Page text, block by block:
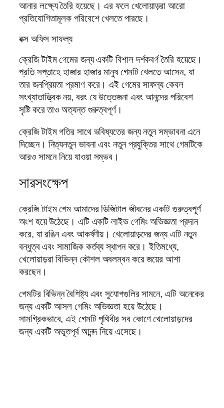
আনার লক্ষ্যে তৈরি হয়েছে। এর ফলে খেলোয়াড়রা আরো
প্রতিযোগিতামূলক পরিবেশে খেলতে পারছে।
বক্স অফিস সাফল্য
ক্রেজি টাইম গেমের জন্য একটি বিশাল দর্শকবর্গ তৈরি হয়েছে।
প্রতি সপ্তাহে হাজার হাজার মানুষ গেমটি খেলতে আসেন, যা
তার জনপ্রিয়তা প্রমাণ করে। এই গেমের সাফল্য কেবল
সংখ্যাতাত্ত্বিক নয়, বরং যে উত্তেজনা এবং আনন্দের পরিবেশ
সৃষ্টি করে তাও অত্যন্ত গুরুত্বপূর্ণ।
ক্রেজি টাইম গতির সাথে ভবিষ্যতের জন্য নতুন সম্ভাবনা এনে
দিচ্ছেন। নিত্যনতুন ভাবনা এবং নতুন প্রযুক্তির সাথে গেমটিকে
আরও সামনে নিয়ে যাওয়া সম্ভব।
সারসংক্ষেপ
ক্রেজি টাইম গেম আমাদের ডিজিটাল জীবনের একটি গুরুত্বপূর্ণ
অংশ হয়ে উঠেছে। এটি একটি লাইভ গেমিং অভিজ্ঞতা প্রদান
করে, যা রঙিন এবং আকর্ষণীয়। খেলোয়াড়দের জন্য এটি নতুন
বন্ধুত্ব এবং সামাজিক কর্তব্য স্থাপন করে। ইতিমধ্যে,
খেলোয়াড়রা বিভিন্ন কৌশল অবলম্বন করে জয়ের আশা
করছেন।
গেমটির বিভিন্ন বৈশিষ্ট্য এবং সুযোগগুলির সামনে, এটি অনেকের
জন্য একটি আসল গেমিং অভিজ্ঞতা হয়ে উঠেছে।
সামগ্রিকভাবে, এই গেমটি পৃথিবীর সব কোণে খেলোয়াড়দের
জন্য একটি অভূতপূর্ব আনন্দ নিয়ে এসেছে।